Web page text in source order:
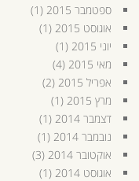
ספטמבר 2015
(1)
אוגוסט 2015
(1)
יוני 2015
(1)
מאי 2015
(4)
אפריל 2015
(2)
מרץ 2015
(1)
דצמבר 2014
(1)
נובמבר 2014
(1)
אוקטובר 2014
(3)
אוגוסט 2014
(1)